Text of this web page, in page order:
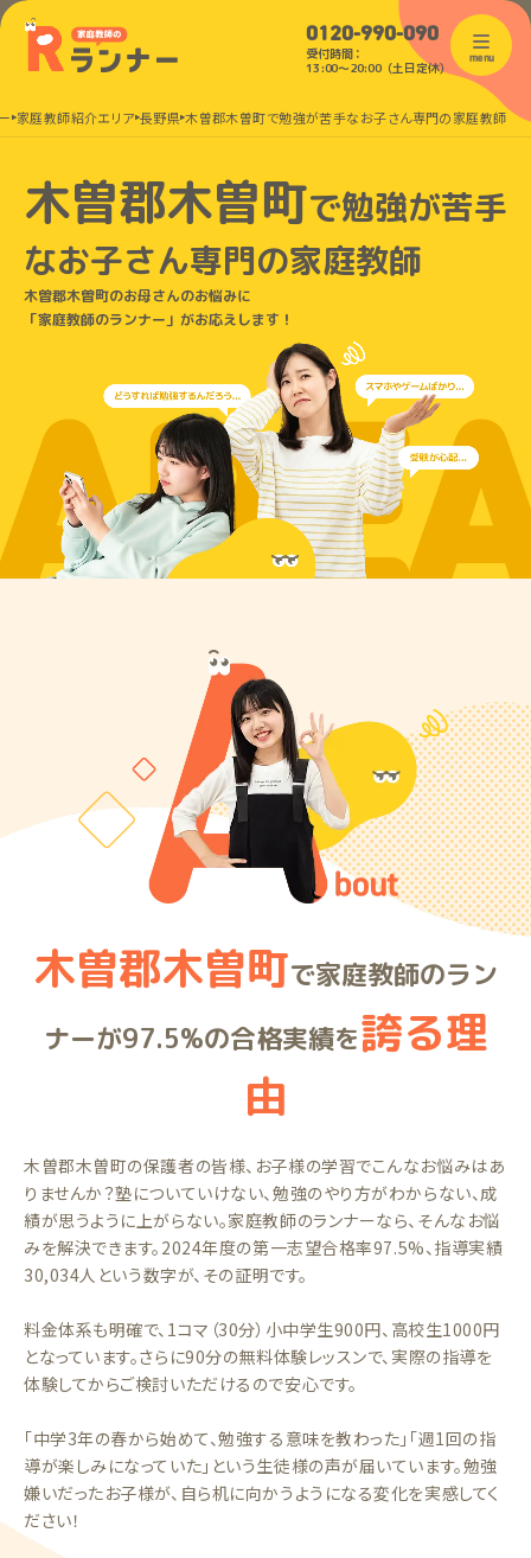
0120-990-090
受付時間：
13:00〜20:00（土日定休）
menu
家庭教師紹介エリア 長野県 木曽郡木曽町で勉強が苦手なお子さん専門の家庭教師
木曽郡木曽町で勉強が苦手
なお子さん専門の家庭教師
木曽郡木曽町のお母さんのお悩みに
「家庭教師のランナー」がお応えします！
木曽郡木曽町で家庭教師のラン
ナーが97.5%の合格実績を誇る理
由
木曽郡木曽町の保護者の皆様、お子様の学習でこんなお悩みはあ
りませんか？塾についていけない、勉強のやり方がわからない、成
績が思うように上がらない。家庭教師のランナーなら、そんなお悩
みを解決できます。2024年度の第一志望合格率97.5%、指導実績
30,034人という数字が、その証明です。
料金体系も明確で、1コマ（30分）小中学生900円、高校生1000円
となっています。さらに90分の無料体験レッスンで、実際の指導を
体験してからご検討いただけるので安心です。
「中学3年の春から始めて、勉強する意味を教わった」「週1回の指
導が楽しみになっていた」という生徒様の声が届いています。勉強
嫌いだったお子様が、自ら机に向かうようになる変化を実感してく
ださい！